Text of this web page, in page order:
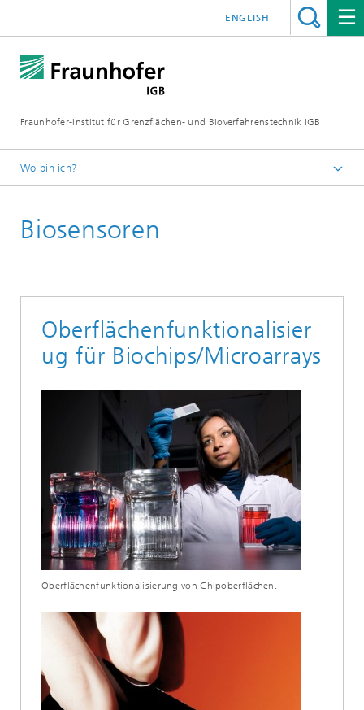
Fraunhofer-Institut für Grenzflächen- und Bioverfahrenstechnik IGB
ENGLISH
Wo bin ich?
Biosensoren
Oberflächenfunktionalisier
ug für Biochips/Microarrays
Oberflächenfunktionalisierung von Chipoberflächen.